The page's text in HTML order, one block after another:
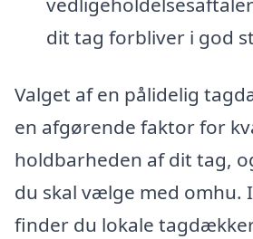
dit tag forbliver i god
Valget af en pålidelig
en afgørende faktor for
holdbarheden af dit tag,
du skal vælge med omhu.
finder du lokale